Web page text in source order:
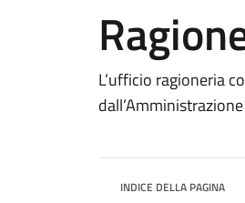
L’ufficio ragioneria
dall’Amministrazione
INDICE DELLA PAGINA